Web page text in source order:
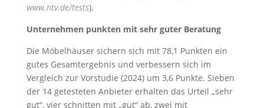
www.ntv.de/tests).
Unternehmen punkten mit sehr guter Beratung
Die Möbelhäuser sichern sich mit 78,1 Punkten ein
gutes Gesamtergebnis und verbessern sich im
Vergleich zur Vorstudie (2024) um 3,6 Punkte. Sieben
der 14 getesteten Anbieter erhalten das Urteil „sehr
gut“, vier schnitten mit „gut“ ab, zwei mit